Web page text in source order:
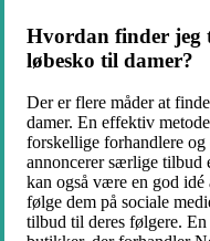
Hvordan finder jeg
løbesko til damer?
Der er flere måder at
damer. En effektiv
forskellige forhandlere og
annoncerer særlige tilbud
kan også være en god
følge dem på sociale
tilbud til deres følgere.